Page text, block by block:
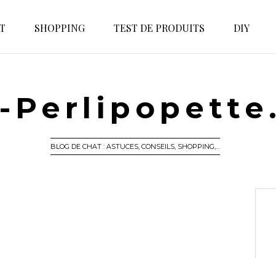
SHOPPING TEST DE PRODUITS DIY
BLOG DE CHAT : ASTUCES, CONSEILS, SHOPPING,…